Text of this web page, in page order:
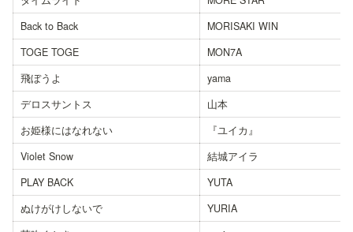
Back to Back
MORISAKI WIN
TOGE TOGE
MON7A
飛ぼうよ
yama
デロスサントス
山本
お姫様にはなれない
『ユイカ』
Violet Snow
結城アイラ
PLAY BACK
YUTA
ぬけがけしないで
YURIA